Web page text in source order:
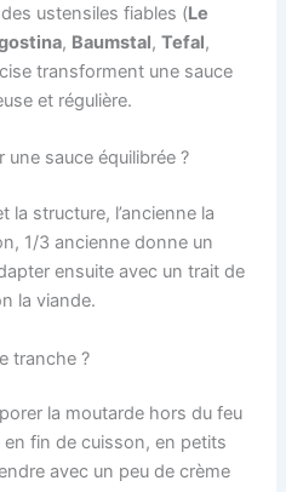
ustensiles fiables (Le
, Baumstal,Tefal,
transforment une sauce
et régulière.
sauce équilibrée ?
la structure, l’ancienne la
1/3 ancienne donne un
ensuite avec un trait de
la viande.
tranche ?
la moutarde hors du feu
fin de cuisson, en petits
avec un peu de crème